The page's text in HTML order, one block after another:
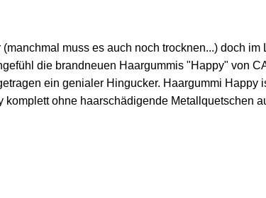
muss es auch noch trocknen...) doch
die brandneuen Haargummis "Happy" von
ein genialer Hingucker. Haargummi Happy
ohne haarschädigende Metallquetschen